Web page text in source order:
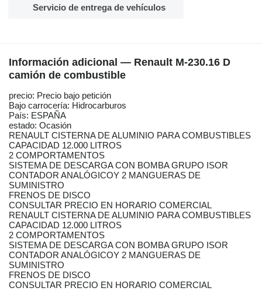
Servicio de entrega de vehículos
Información adicional — Renault M-230.16 D
camión de combustible
precio: Precio bajo petición
Bajo carrocería: Hidrocarburos
País: ESPAÑA
estado: Ocasión
RENAULT CISTERNA DE ALUMINIO PARA COMBUSTIBLES
CAPACIDAD 12.000 LITROS
2 COMPORTAMENTOS
SISTEMA DE DESCARGA CON BOMBA GRUPO ISOR
CONTADOR ANALÓGICOY 2 MANGUERAS DE
SUMINISTRO
FRENOS DE DISCO
CONSULTAR PRECIO EN HORARIO COMERCIAL
RENAULT CISTERNA DE ALUMINIO PARA COMBUSTIBLES
CAPACIDAD 12.000 LITROS
2 COMPORTAMENTOS
SISTEMA DE DESCARGA CON BOMBA GRUPO ISOR
CONTADOR ANALÓGICOY 2 MANGUERAS DE
SUMINISTRO
FRENOS DE DISCO
CONSULTAR PRECIO EN HORARIO COMERCIAL